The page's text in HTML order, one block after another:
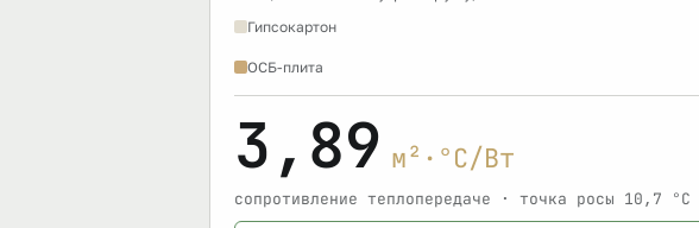
Гипсокартон
ОСБ-плита
3,89 м²·°C/Вт
сопротивление теплопередаче · точка росы 10,7 °C